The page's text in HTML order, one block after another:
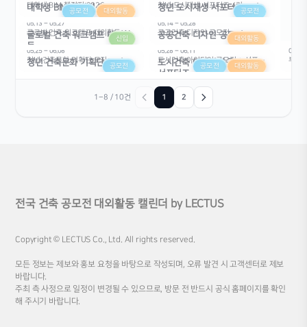
공모전 대외활동
대학생 BIM 챌린지 2026
대학생 BIM 챌린지 2026
공모전
청년 도시재생 서포터즈 4기
청년 도시재생 서포터즈 4기
신입
글로벌 건축 워크캠프 대외활
동
05.13 – 05.27
글로벌 건축 워크캠프 대외활동
대외활동
공공건축 디자인 공모전
05.14 – 05.28
공공건축 디자인 공모전
공모전
청년 건축문화 기획단 모집
05.25 – 06.08
청년 건축문화 기획단 모집
공모전 대외활동
도시건축 아이디어 공모전 +
서포터즈
05.28 – 06.11
도시건축 아이디어 공모전 + 서포터즈
06.03
부산
1–8 / 10건 1 2
전국 건축 공모전 대외활동 캘린더 by LECTUS
Copyright © LECTUS Co., Ltd. All rights reserved.
모든 정보는 제보와 홍보 요청을 바탕으로 작성되며, 오류 발견 시 고객센터로 제보
바랍니다.
주최 측 사정으로 일정이 변경될 수 있으므로, 방문 전 반드시 공식 홈페이지를 확인
해 주시기 바랍니다.